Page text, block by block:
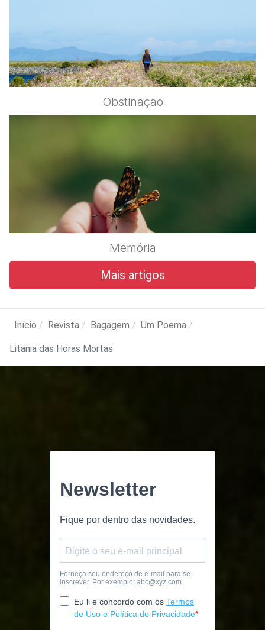
Obstinação
Memória
Mais artigos
Início Revista Bagagem Um Poema
Litania das Horas Mortas